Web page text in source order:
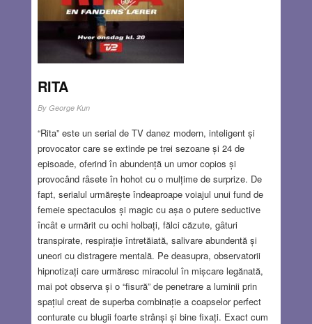
RITA
By George Kun
“Rita” este un serial de TV danez modern, inteligent și
provocator care se extinde pe trei sezoane și 24 de
episoade, oferind în abundență un umor copios și
provocând râsete în hohot cu o mulțime de surprize. De
fapt, serialul urmărește îndeaproape voiajul unui fund de
femeie spectaculos și magic cu așa o putere seductive
încât e urmărit cu ochi holbați, fălci căzute, gâturi
transpirate, respirație întretăiată, salivare abundentă și
uneori cu distragere mentală. Pe deasupra, observatorii
hipnotizați care urmăresc miracolul în mișcare legănată,
mai pot observa și o “fisură” de penetrare a luminii prin
spațiul creat de superba combinație a coapselor perfect
conturate cu blugii foarte strânși și bine fixați. Exact cum